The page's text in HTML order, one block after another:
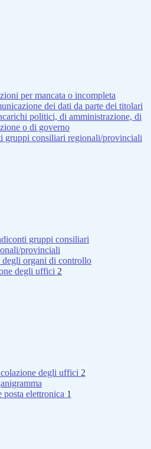
per mancata o incompleta
dei dati da parte dei titolari
politici, di amministrazione, di
o di governo
gruppi consiliari regionali/provinciali
gruppi consiliari
provinciali
organi di controllo
degli uffici 2
degli uffici 2
posta elettronica 1